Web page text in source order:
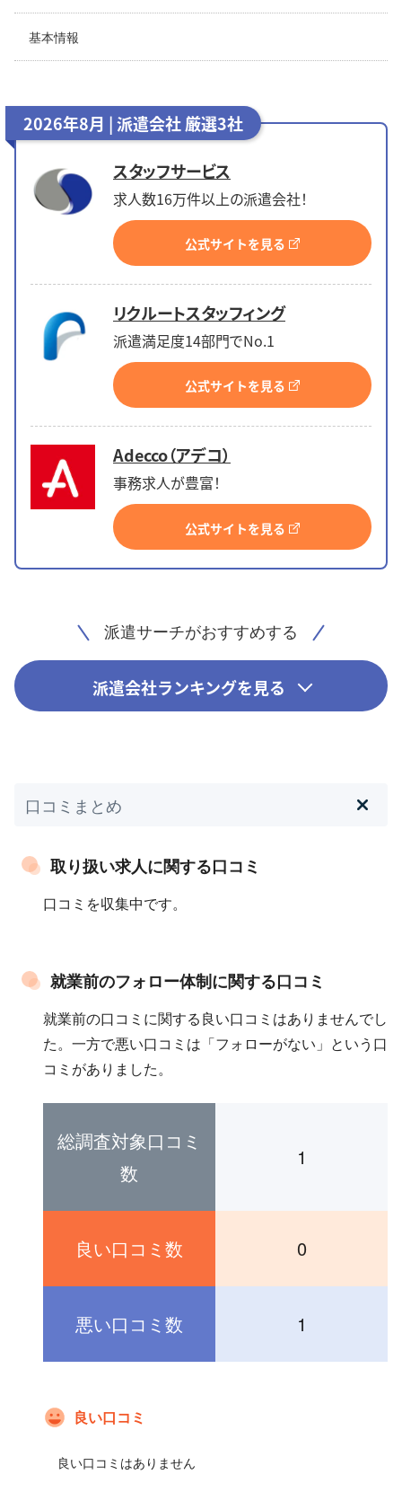
基本情報
2026年8月 | 派遣会社 厳選3社
スタッフサービス
求人数16万件以上の派遣会社！
公式サイトを見る
リクルートスタッフィング
派遣満足度14部門でNo.1
公式サイトを見る
Adecco（アデコ）
事務求人が豊富！
公式サイトを見る
派遣サーチがおすすめする
派遣会社ランキングを見る
口コミまとめ
取り扱い求人に関する口コミ
口コミを収集中です。
就業前のフォロー体制に関する口コミ
就業前の口コミに関する良い口コミはありませんでし
た。一方で悪い口コミは「フォローがない」という口
コミがありました。
総調査対象口コミ
数
1
良い口コミ数 0
悪い口コミ数 1
良い口コミ
良い口コミはありません